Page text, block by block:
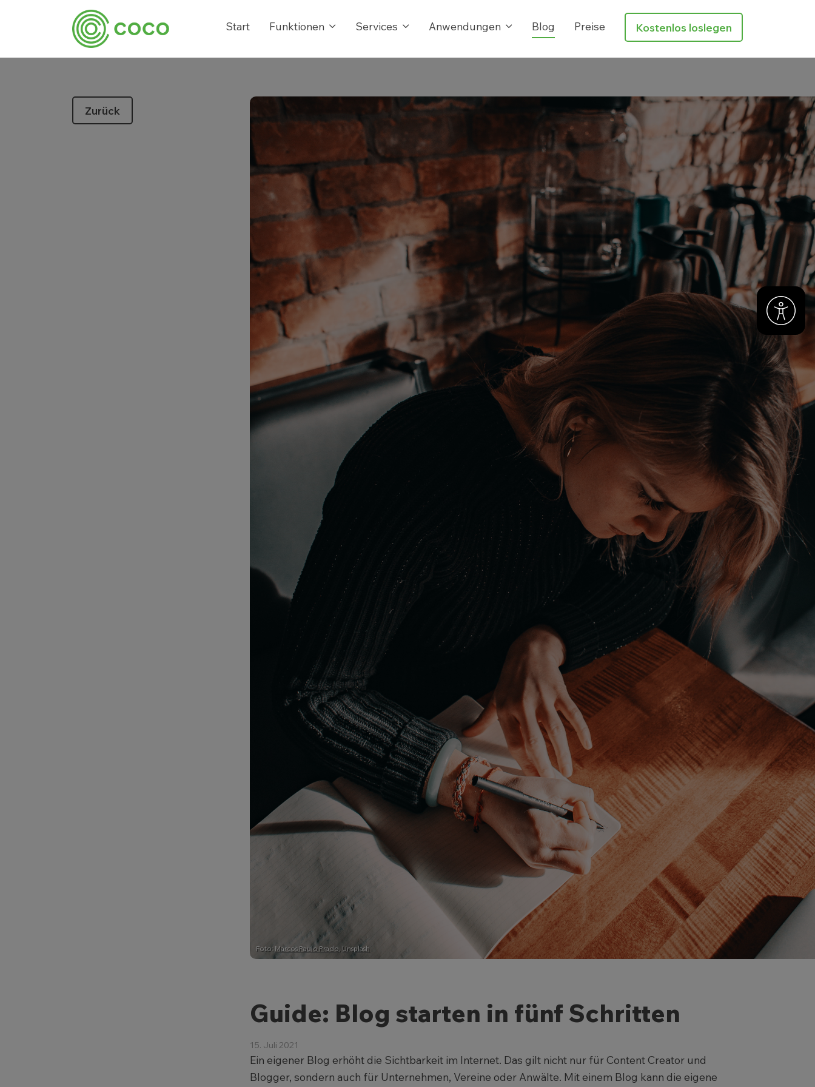
Start Funktionen Services Anwendungen Blog Preise Kostenlos loslegen
Zurück
Foto: Marcos Paulo Prado, Unsplash
Guide: Blog starten in fünf Schritten
15. Juli 2021
Ein eigener Blog erhöht die Sichtbarkeit im Internet. Das gilt nicht nur für Content Creator und
Blogger, sondern auch für Unternehmen, Vereine oder Anwälte. Mit einem Blog kann die eigene